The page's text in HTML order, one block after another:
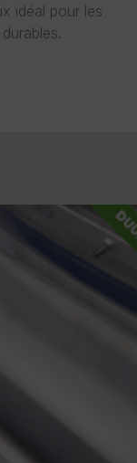
idéal pour les